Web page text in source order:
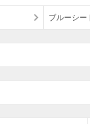
ブルーシー